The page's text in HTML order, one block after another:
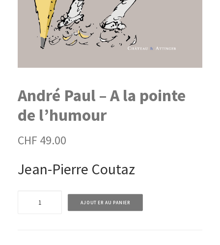
André Paul – A la pointe
de l’humour
CHF 49.00
Jean-Pierre Coutaz
AJOUTER AU PANIER